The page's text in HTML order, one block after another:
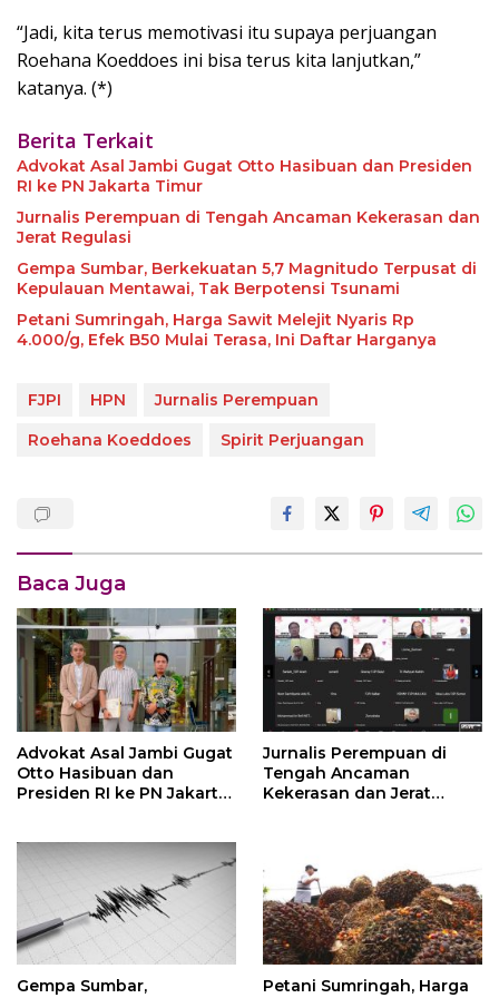
“Jadi, kita terus memotivasi itu supaya perjuangan
Roehana Koeddoes ini bisa terus kita lanjutkan,”
katanya. (*)
Berita Terkait
Advokat Asal Jambi Gugat Otto Hasibuan dan Presiden
RI ke PN Jakarta Timur
Jurnalis Perempuan di Tengah Ancaman Kekerasan dan
Jerat Regulasi
Gempa Sumbar, Berkekuatan 5,7 Magnitudo Terpusat di
Kepulauan Mentawai, Tak Berpotensi Tsunami
Petani Sumringah, Harga Sawit Melejit Nyaris Rp
4.000/g, Efek B50 Mulai Terasa, Ini Daftar Harganya
FJPI HPN
Jurnalis Perempuan
Roehana Koeddoes
Spirit Perjuangan
Baca Juga
Advokat Asal Jambi Gugat
Otto Hasibuan dan
Presiden RI ke PN Jakarta
Jurnalis Perempuan di
Tengah Ancaman
Kekerasan dan Jerat
Gempa Sumbar,
Petani Sumringah, Harga